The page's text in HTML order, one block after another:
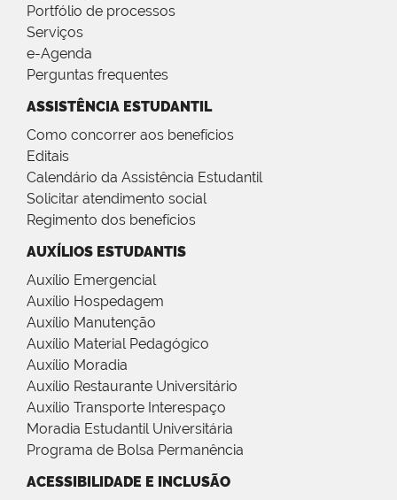
Portfólio de processos
Serviços
e-Agenda
Perguntas frequentes
ASSISTÊNCIA ESTUDANTIL
Como concorrer aos benefícios
Editais
Calendário da Assistência Estudantil
Solicitar atendimento social
Regimento dos benefícios
AUXÍLIOS ESTUDANTIS
Auxílio Emergencial
Auxílio Hospedagem
Auxílio Manutenção
Auxílio Material Pedagógico
Auxílio Moradia
Auxílio Restaurante Universitário
Auxílio Transporte Interespaço
Moradia Estudantil Universitária
Programa de Bolsa Permanência
ACESSIBILIDADE E INCLUSÃO